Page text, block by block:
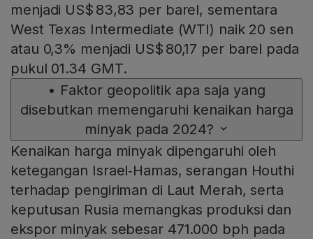
menjadi US$ 83,83 per barel, sementara
West Texas Intermediate (WTI) naik 20 sen
atau 0,3% menjadi US$ 80,17 per barel pada
pukul 01.34 GMT.
• Faktor geopolitik apa saja yang
disebutkan memengaruhi kenaikan harga
minyak pada 2024?
Kenaikan harga minyak dipengaruhi oleh
ketegangan Israel‑Hamas, serangan Houthi
terhadap pengiriman di Laut Merah, serta
keputusan Rusia memangkas produksi dan
ekspor minyak sebesar 471.000 bph pada